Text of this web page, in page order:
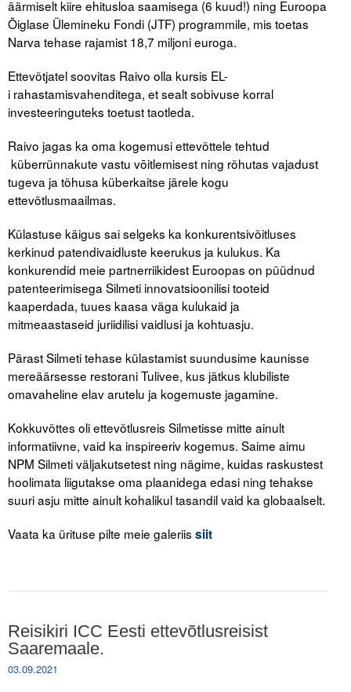
Abimaterjalid
äärmiselt kiire ehitusloa saamisega (6 kuud!) ning Euroopa
Õiglase Ülemineku Fondi (JTF) programmile, mis toetas
Narva tehase rajamist 18,7 miljoni euroga.
Ettevõtjatel soovitas Raivo olla kursis EL-
i rahastamisvahenditega, et sealt sobivuse korral
investeeringuteks toetust taotleda.
Raivo jagas ka oma kogemusi ettevõttele tehtud
küberrünnakute vastu vōitlemisest ning rõhutas vajadust
tugeva ja tõhusa küberkaitse järele kogu
ettevõtlusmaailmas.
Külastuse käigus sai selgeks ka konkurentsivõitluses
kerkinud patendivaidluste keerukus ja kulukus. Ka
konkurendid meie partnerriikidest Euroopas on püüdnud
patenteerimisega Silmeti innovatsioonilisi tooteid
kaaperdada, tuues kaasa väga kulukaid ja
mitmeaastaseid juriidilisi vaidlusi ja kohtuasju.
Pärast Silmeti tehase külastamist suundusime kaunisse
mereäärsesse restorani Tulivee, kus jätkus klubiliste
omavaheline elav arutelu ja kogemuste jagamine.
Kokkuvõttes oli ettevõtlusreis Silmetisse mitte ainult
informatiivne, vaid ka inspireeriv kogemus. Saime aimu
NPM Silmeti väljakutsetest ning nägime, kuidas raskustest
hoolimata liigutakse oma plaanidega edasi ning tehakse
suuri asju mitte ainult kohalikul tasandil vaid ka globaalselt.
Vaata ka ürituse pilte meie galeriis siit
Reisikiri ICC Eesti ettevõtlusreisist
Saaremaale.
03.09.2021